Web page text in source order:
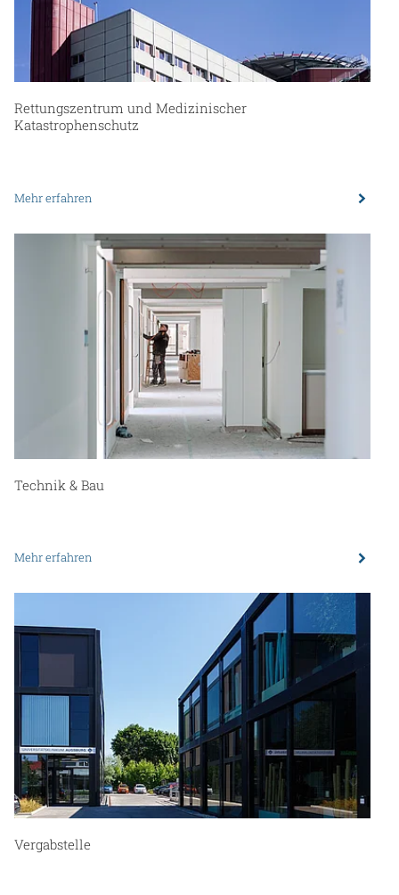
Rettungszentrum und Medizinischer
Katastrophenschutz
Mehr erfahren
Technik & Bau
Mehr erfahren
Vergabstelle